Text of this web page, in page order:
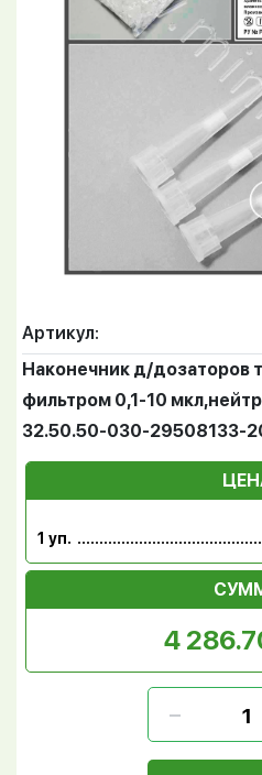
Артикул:
Наконечник д/дозаторов
фильтром 0,1-10
32.50.50-030-29508133-
1 уп.
4